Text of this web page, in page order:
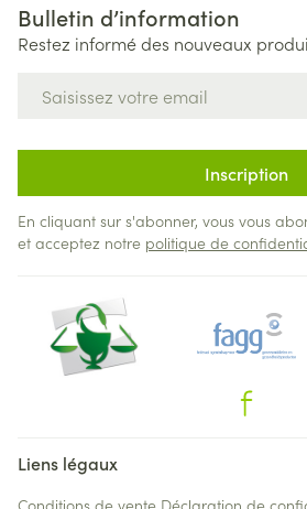
Bulletin d’information
Restez informé des nouveaux
Inscription
En cliquant sur s'abonner, vous vous
et acceptez notre politique de
Liens légaux
Conditions de vente Déclaration de